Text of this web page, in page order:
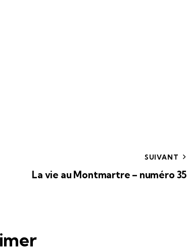
SUIVANT
La vie au Montmartre – numéro 35